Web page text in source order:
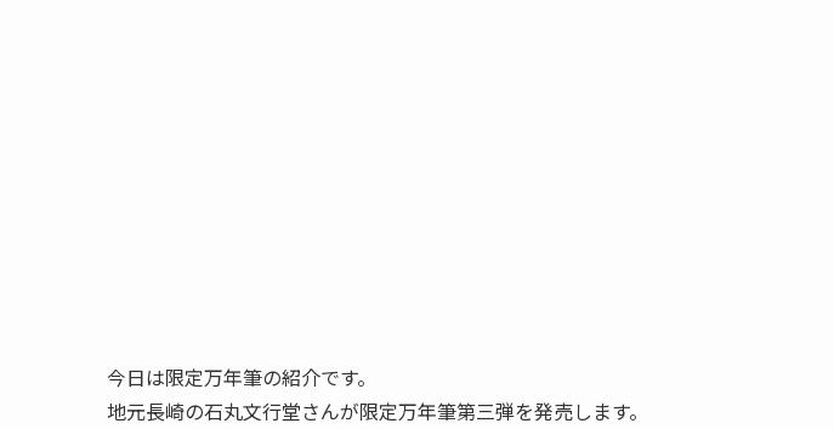
今日は限定万年筆の紹介です。
地元長崎の石丸文行堂さんが限定万年筆第三弾を発売します。